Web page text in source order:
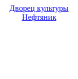
Дворец культуры
Нефтяник